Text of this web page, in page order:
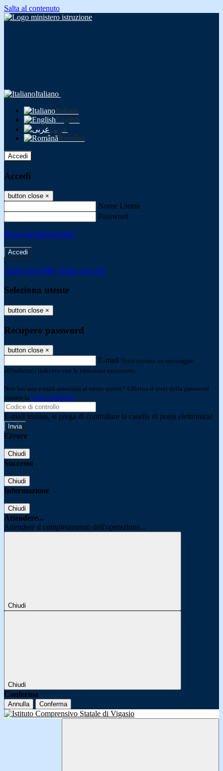
Salta al contenuto
Italiano
Italiano
English
عربى
Română
Accedi
Accedi
button close ×
Nome Utente
Password
Password dimenticata?
-
Entra con SPID Entra con CIE
Seleziona utente
button close ×
Recupero password
button close ×
E-mail Verrà inviato un messaggio
all'indirizzo indicato con le istruzioni necessarie.
Non hai una e-mail associata al nome utente? Effettua il reset della password
tramite la Login Spaggiari
E-mail inviata, si prega di controllare la casella di posta elettronica!
Errore
Chiudi
Successo
Chiudi
Informazione
Chiudi
Attendere...
Attendere il completamento dell'operazione...
Chiudi
Chiudi
Conferma
Annulla Conferma